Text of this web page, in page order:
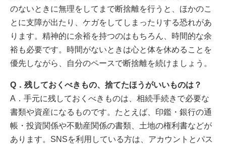
のないときに無理をしてまで断捨離を行うと、ほかのこ
とに支障が出たり、ケガをしてしまったりする恐れがあ
ります。精神的に余裕を持つのはもちろん、時間的な余
裕も必要です。時間がないときは心と体を休めることを
優先しながら、自分のペースで断捨離を続けましょう。
Q．残しておくべきもの、捨てたほうがいいものは？
A．手元に残しておくべきものは、相続手続きで必要な
書類や資産になるものです。たとえば、印鑑・銀行の通
帳・投資関係や不動産関係の書類、土地の権利書などが
あります。SNSを利用している方は、アカウントとパス